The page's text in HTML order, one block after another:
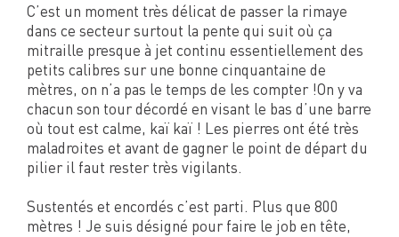
C’est un moment très délicat de passer la rimaye
dans ce secteur surtout la pente qui suit où ça
mitraille presque à jet continu essentiellement des
petits calibres sur une bonne cinquantaine de
mètres, on n’a pas le temps de les compter !On y va
chacun son tour décordé en visant le bas d’une barre
où tout est calme, kaï kaï ! Les pierres ont été très
maladroites et avant de gagner le point de départ du
pilier il faut rester très vigilants.
Sustentés et encordés c’est parti. Plus que 800
mètres ! Je suis désigné pour faire le job en tête,